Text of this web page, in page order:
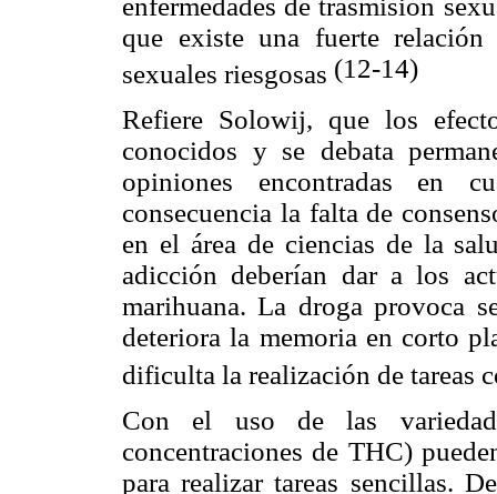
que existe una fuerte
sexuales riesgosas (12-14)
Refiere Solowij, que los
conocidos y se debata
opiniones encontradas en
consecuencia la falta de
en el área de ciencias de la
adicción deberían dar a los
marihuana. La droga provoca
deteriora la memoria en corto
dificulta la realización de tareas
Con el uso de las
concentraciones de THC)
para realizar tareas sencillas.